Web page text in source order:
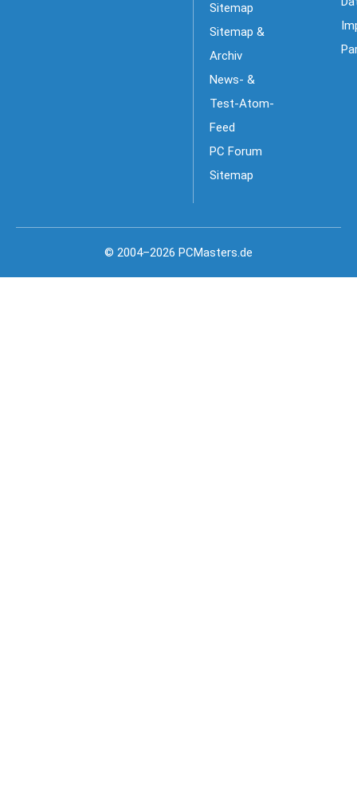
Sitemap
Sitemap &
Archiv
News- &
Test-Atom-
Feed
PC Forum
Sitemap
© 2004–2026 PCMasters.de